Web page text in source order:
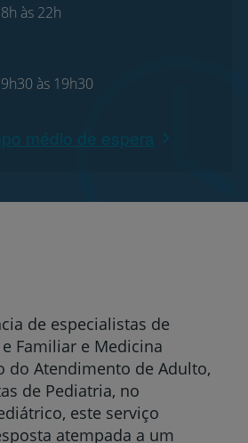
às 22h
às 19h30
médio de espera
de especialistas de
Familiar e Medicina
do Atendimento de Adulto,
de Pediatria, no
este serviço
atempada a um